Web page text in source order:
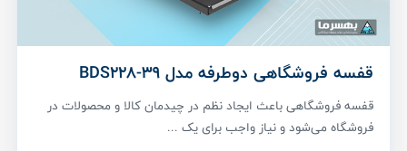
قفسه فروشگاهی دوطرفه مدل BDS228-39
قفسه فروشگاهی باعث ایجاد نظم در چیدمان کالا و محصولات در
فروشگاه می‌شود و نیاز واجب برای یک ...